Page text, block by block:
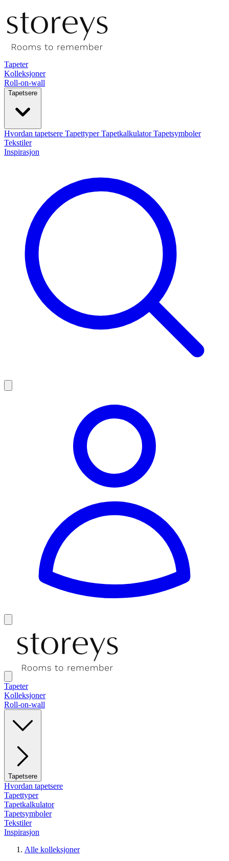
Tapeter
Kolleksjoner
Roll-on-wall
Tapetsere
Hvordan tapetsere TapettyperTapetkalkulatorTapetsymboler
Tekstiler
Inspirasjon
Tapeter
Kolleksjoner
Roll-on-wall
Tapetsere
Hvordan tapetsere
Tapettyper
Tapetkalkulator
Tapetsymboler
Tekstiler
Inspirasjon
Alle kolleksjoner